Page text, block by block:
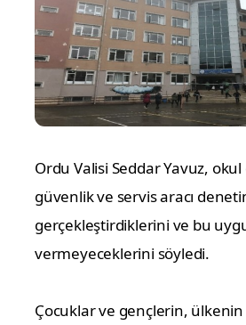
Ordu Valisi Seddar Yavuz,
güvenlik ve servis aracı
gerçekleştirdiklerini ve bu
vermeyeceklerini söyledi.
Çocuklar ve gençlerin,